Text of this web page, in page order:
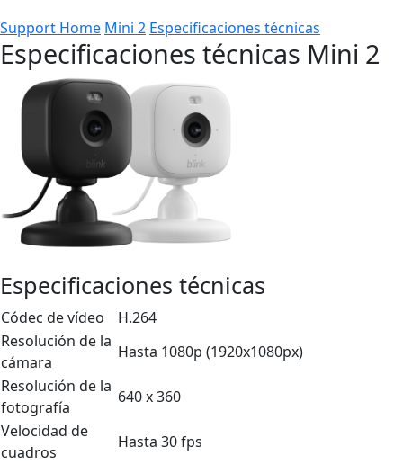
Support Home Mini 2 Especificaciones técnicas
Especificaciones técnicas Mini 2
Especificaciones técnicas
Códec de vídeo
H.264
Resolución de la
cámara
Hasta 1080p (1920x1080px)
Resolución de la
fotografía
640 x 360
Velocidad de
cuadros
Hasta 30 fps